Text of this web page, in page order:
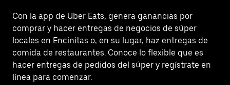
Con la app de Uber Eats, genera ganancias por
comprar y hacer entregas de negocios de súper
locales en Encinitas o, en su lugar, haz entregas de
comida de restaurantes. Conoce lo flexible que es
hacer entregas de pedidos del súper y regístrate en
línea para comenzar.